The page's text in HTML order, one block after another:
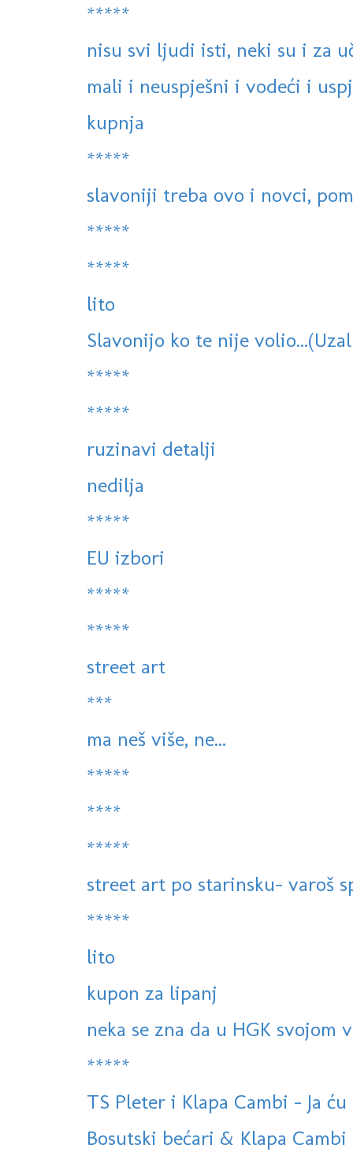
*****
nisu svi ljudi isti, neki su i za
mali i neuspješni i vodeći i
kupnja
*****
slavoniji treba ovo i novci,
*****
*****
lito
Slavonijo ko te nije
*****
*****
ruzinavi detalji
nedilja
*****
EU izbori
*****
*****
street art
***
ma neš više, ne...
*****
****
*****
street art po starinsku- varoš
*****
lito
kupon za lipanj
neka se zna da u HGK svojom
*****
TS Pleter i Klapa Cambi - Ja
Bosutski bećari & Klapa